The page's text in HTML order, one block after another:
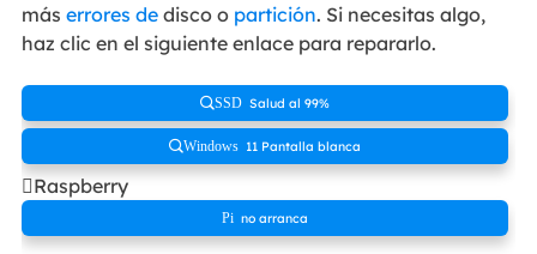
más errores dedisco o partición. Si necesitas algo,
haz clic en el siguiente enlace para repararlo.
SSD Salud al 99%
Windows 11 Pantalla blanca
Raspberry
Pi no arranca